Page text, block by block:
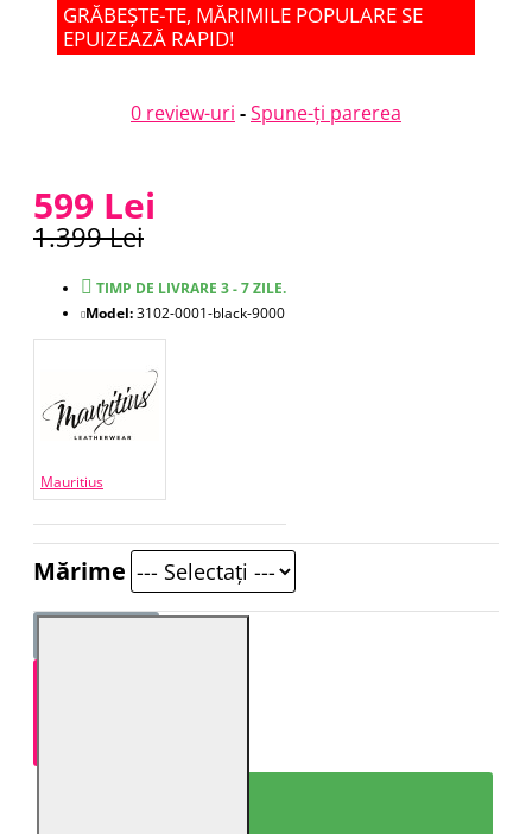
GRĂBEȘTE-TE, MĂRIMILE POPULARE SE
EPUIZEAZĂ RAPID!
0 review-uri -Spune-ţi parerea
599 Lei
1.399 Lei
TIMP DE LIVRARE 3 - 7 ZILE.
Model:3102-0001-black-9000
Mauritius
Mărime